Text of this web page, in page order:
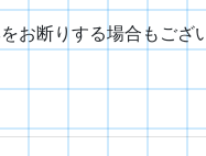
お断りする場合もござ